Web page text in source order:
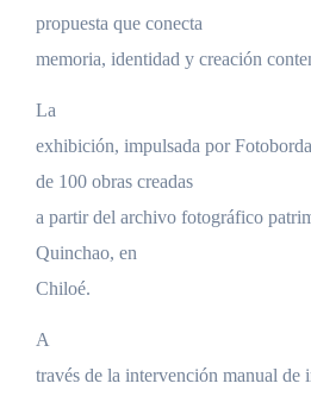
propuesta que conecta
memoria, identidad y creación
La
exhibición, impulsada por
de 100 obras creadas
a partir del archivo fotográfico
Quinchao, en
Chiloé.
A
través de la intervención manual de